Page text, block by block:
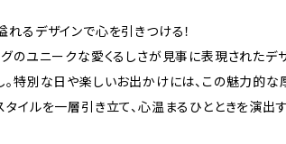
るデザインで心を引きつける！
グのユニークな愛くるしさが見事に表現されたデ
。特別な日や楽しいお出かけには、この魅力的な
タイルを一層引き立て、心温まるひとときを演出す